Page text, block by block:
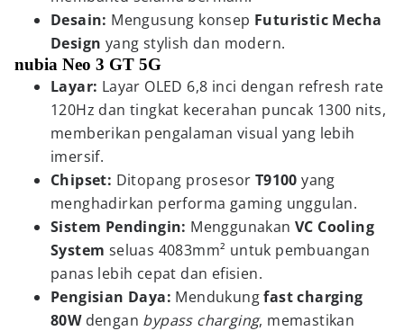
Desain: Mengusung konsep Futuristic Mecha
Design yang stylish dan modern.
nubia Neo 3 GT 5G
Layar: Layar OLED 6,8 inci dengan refresh rate
120Hz dan tingkat kecerahan puncak 1300 nits,
memberikan pengalaman visual yang lebih
imersif.
Chipset: Ditopang prosesor T9100 yang
menghadirkan performa gaming unggulan.
Sistem Pendingin: MenggunakanVC Cooling
System seluas 4083mm² untuk pembuangan
panas lebih cepat dan efisien.
Pengisian Daya: Mendukungfast charging
80Wdengan bypass charging, memastikan